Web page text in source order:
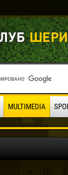
MULTIMEDIA